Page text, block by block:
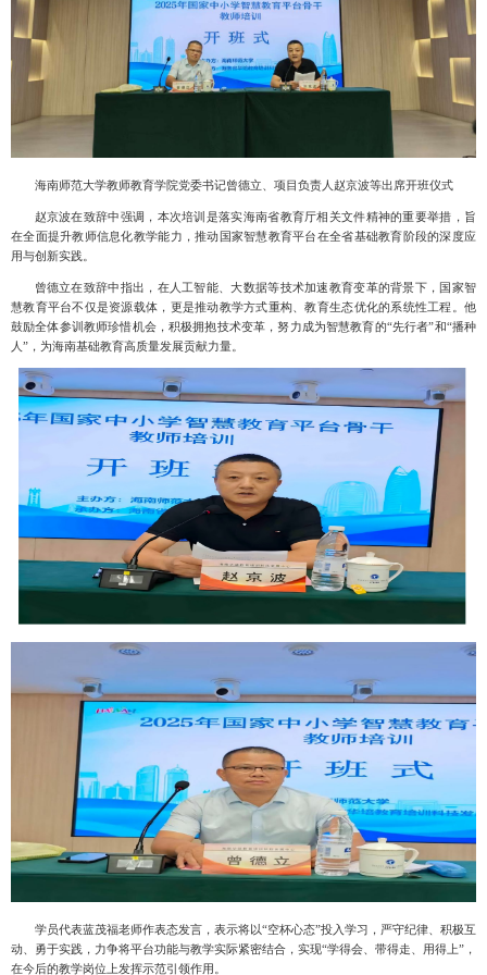
海南师范大学教师教育学院党委书记曾德立、项目负责人赵京波等出席开班仪式
赵京波在致辞中强调，本次培训是落实海南省教育厅相关文件精神的重要举措，旨
在全面提升教师信息化教学能力，推动国家智慧教育平台在全省基础教育阶段的深度应
用与创新实践。
曾德立在致辞中指出，在人工智能、大数据等技术加速教育变革的背景下，国家智
慧教育平台不仅是资源载体，更是推动教学方式重构、教育生态优化的系统性工程。他
鼓励全体参训教师珍惜机会，积极拥抱技术变革，努力成为智慧教育的“先行者”和“播种
人”，为海南基础教育高质量发展贡献力量。
学员代表蓝茂福老师作表态发言，表示将以“空杯心态”投入学习，严守纪律、积极互
动、勇于实践，力争将平台功能与教学实际紧密结合，实现“学得会、带得走、用得上”，
在今后的教学岗位上发挥示范引领作用。